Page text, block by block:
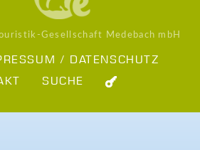
Gesellschaft Medebach mbH
/ DATENSCHUTZ
SUCHE